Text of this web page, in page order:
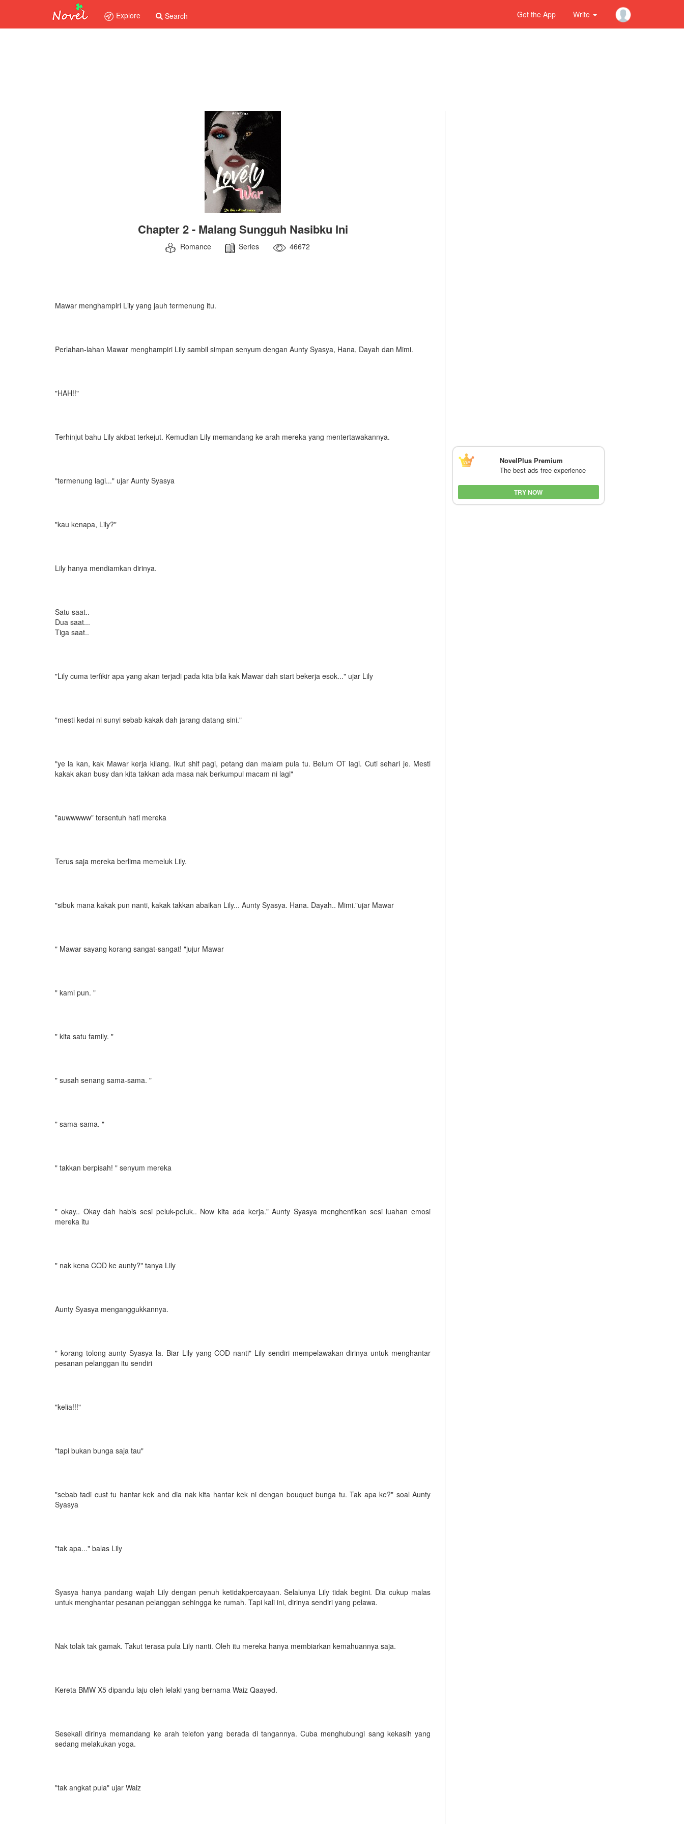
Explore Search Get the App Write
Chapter 2 - Malang Sungguh Nasibku Ini
Romance Series 46672
Mawar menghampiri Lily yang jauh termenung itu.
Perlahan-lahan Mawar menghampiri Lily sambil simpan senyum dengan Aunty Syasya, Hana, Dayah dan Mimi.
"HAH!!"
Terhinjut bahu Lily akibat terkejut. Kemudian Lily memandang ke arah mereka yang mentertawakannya.
"termenung lagi..." ujar Aunty Syasya
"kau kenapa, Lily?"
Lily hanya mendiamkan dirinya.
Satu saat..
Dua saat...
Tiga saat..
"Lily cuma terfikir apa yang akan terjadi pada kita bila kak Mawar dah start bekerja esok..." ujar Lily
"mesti kedai ni sunyi sebab kakak dah jarang datang sini."
"ye la kan, kak Mawar kerja kilang. Ikut shif pagi, petang dan malam pula tu. Belum OT lagi. Cuti sehari je. Mesti
kakak akan busy dan kita takkan ada masa nak berkumpul macam ni lagi"
"auwwwww" tersentuh hati mereka
Terus saja mereka berlima memeluk Lily.
"sibuk mana kakak pun nanti, kakak takkan abaikan Lily... Aunty Syasya. Hana. Dayah.. Mimi."ujar Mawar
" Mawar sayang korang sangat-sangat! "jujur Mawar
" kami pun. "
" kita satu family. "
" susah senang sama-sama. "
" sama-sama. "
" takkan berpisah! " senyum mereka
" okay.. Okay dah habis sesi peluk-peluk.. Now kita ada kerja." Aunty Syasya menghentikan sesi luahan emosi
mereka itu
" nak kena COD ke aunty?" tanya Lily
Aunty Syasya menganggukkannya.
" korang tolong aunty Syasya la. Biar Lily yang COD nanti" Lily sendiri mempelawakan dirinya untuk menghantar
pesanan pelanggan itu sendiri
"kelia!!!"
"tapi bukan bunga saja tau"
"sebab tadi cust tu hantar kek and dia nak kita hantar kek ni dengan bouquet bunga tu. Tak apa ke?" soal Aunty
Syasya
"tak apa..." balas Lily
Syasya hanya pandang wajah Lily dengan penuh ketidakpercayaan. Selalunya Lily tidak begini. Dia cukup malas
untuk menghantar pesanan pelanggan sehingga ke rumah. Tapi kali ini, dirinya sendiri yang pelawa.
Nak tolak tak gamak. Takut terasa pula Lily nanti. Oleh itu mereka hanya membiarkan kemahuannya saja.
Kereta BMW X5 dipandu laju oleh lelaki yang bernama Waiz Qaayed.
Sesekali dirinya memandang ke arah telefon yang berada di tangannya. Cuba menghubungi sang kekasih yang
sedang melakukan yoga.
"tak angkat pula" ujar Waiz
NovelPlus Premium
The best ads free experience
TRY NOW